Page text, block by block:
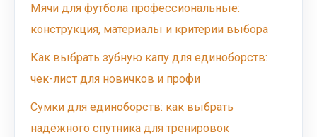
Мячи для футбола профессиональные:
конструкция, материалы и критерии выбора
Как выбрать зубную капу для единоборств:
чек-лист для новичков и профи
Сумки для единоборств: как выбрать
надёжного спутника для тренировок